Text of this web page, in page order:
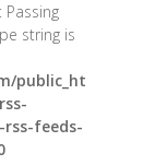
Passing
string is
public_ht
feeds-